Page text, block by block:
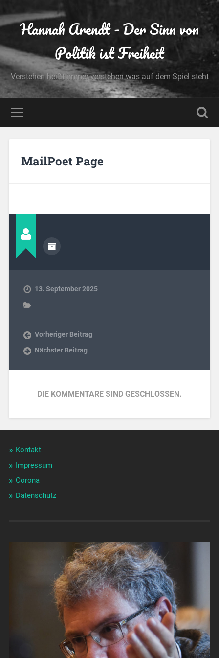
Hannah Arendt - Der Sinn von
Politik ist Freiheit
Verstehen heißt immer verstehen was auf dem Spiel steht
MailPoet Page
13. September 2025
Vorheriger Beitrag
Nächster Beitrag
DIE KOMMENTARE SIND GESCHLOSSEN.
Kontakt
Impressum
Corona
Datenschutz